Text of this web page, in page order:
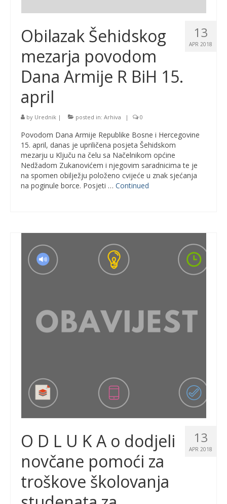
13
APR 2018
Obilazak Šehidskog
mezarja povodom
Dana Armije R BiH 15.
april
by Urednik | posted in: Arhiva | 0
Povodom Dana Armije Republike Bosne i Hercegovine
15. april, danas je upriličena posjeta Šehidskom
mezarju u Ključu na čelu sa Načelnikom općine
Nedžadom Zukanovićem i njegovim saradnicima te je
na spomen obilježju položeno cvijeće u znak sjećanja
na poginule borce. Posjeti … Continued
13
APR 2018
O D L U K A o dodjeli
novčane pomoći za
troškove školovanja